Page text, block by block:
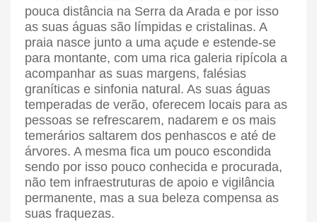
pouca distância na Serra da Arada e por isso
as suas águas são límpidas e cristalinas. A
praia nasce junto a uma açude e estende-se
para montante, com uma rica galeria ripícola a
acompanhar as suas margens, falésias
graníticas e sinfonia natural. As suas águas
temperadas de verão, oferecem locais para as
pessoas se refrescarem, nadarem e os mais
temerários saltarem dos penhascos e até de
árvores. A mesma fica um pouco escondida
sendo por isso pouco conhecida e procurada,
não tem infraestruturas de apoio e vigilância
permanente, mas a sua beleza compensa as
suas fraquezas.